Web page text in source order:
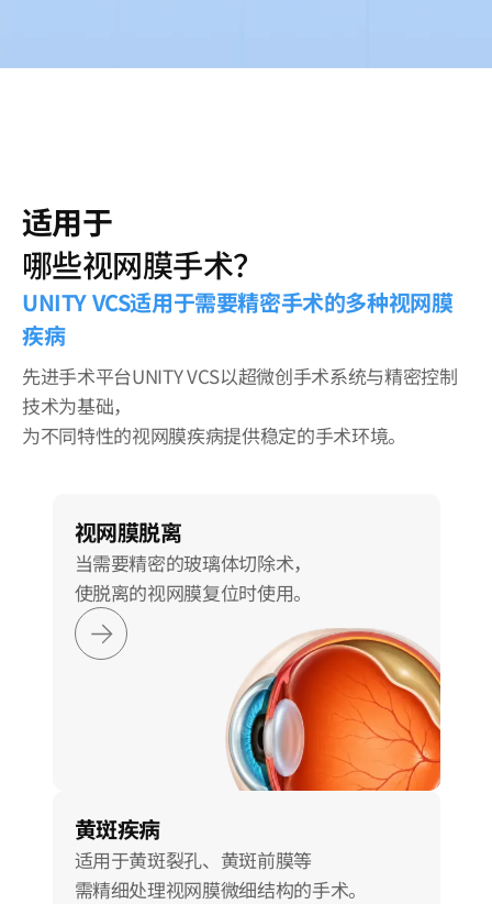
适用于
哪些视网膜手术？
UNITY VCS适用于需要精密手术的多种视网膜
疾病
先进手术平台UNITY VCS以超微创手术系统与精密控制
技术为基础，
为不同特性的视网膜疾病提供稳定的手术环境。
视网膜脱离
当需要精密的玻璃体切除术，
使脱离的视网膜复位时使用。
黄斑疾病
适用于黄斑裂孔、黄斑前膜等
需精细处理视网膜微细结构的手术。